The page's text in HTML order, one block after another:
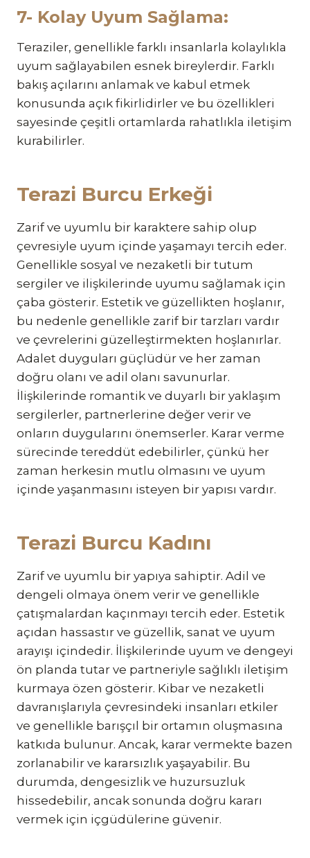
7- Kolay Uyum Sağlama:
Teraziler, genellikle farklı insanlarla kolaylıkla
uyum sağlayabilen esnek bireylerdir. Farklı
bakış açılarını anlamak ve kabul etmek
konusunda açık fikirlidirler ve bu özellikleri
sayesinde çeşitli ortamlarda rahatlıkla iletişim
kurabilirler.
Terazi Burcu Erkeği
Zarif ve uyumlu bir karaktere sahip olup
çevresiyle uyum içinde yaşamayı tercih eder.
Genellikle sosyal ve nezaketli bir tutum
sergiler ve ilişkilerinde uyumu sağlamak için
çaba gösterir. Estetik ve güzellikten hoşlanır,
bu nedenle genellikle zarif bir tarzları vardır
ve çevrelerini güzelleştirmekten hoşlanırlar.
Adalet duyguları güçlüdür ve her zaman
doğru olanı ve adil olanı savunurlar.
İlişkilerinde romantik ve duyarlı bir yaklaşım
sergilerler, partnerlerine değer verir ve
onların duygularını önemserler. Karar verme
sürecinde tereddüt edebilirler, çünkü her
zaman herkesin mutlu olmasını ve uyum
içinde yaşanmasını isteyen bir yapısı vardır.
Terazi Burcu Kadını
Zarif ve uyumlu bir yapıya sahiptir. Adil ve
dengeli olmaya önem verir ve genellikle
çatışmalardan kaçınmayı tercih eder. Estetik
açıdan hassastır ve güzellik, sanat ve uyum
arayışı içindedir. İlişkilerinde uyum ve dengeyi
ön planda tutar ve partneriyle sağlıklı iletişim
kurmaya özen gösterir. Kibar ve nezaketli
davranışlarıyla çevresindeki insanları etkiler
ve genellikle barışçıl bir ortamın oluşmasına
katkıda bulunur. Ancak, karar vermekte bazen
zorlanabilir ve kararsızlık yaşayabilir. Bu
durumda, dengesizlik ve huzursuzluk
hissedebilir, ancak sonunda doğru kararı
vermek için içgüdülerine güvenir.